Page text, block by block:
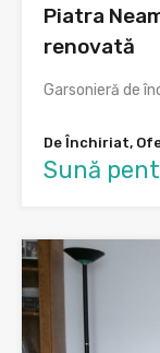
Piatra
renovată
Garsonieră de
De Închiriat,
Sună